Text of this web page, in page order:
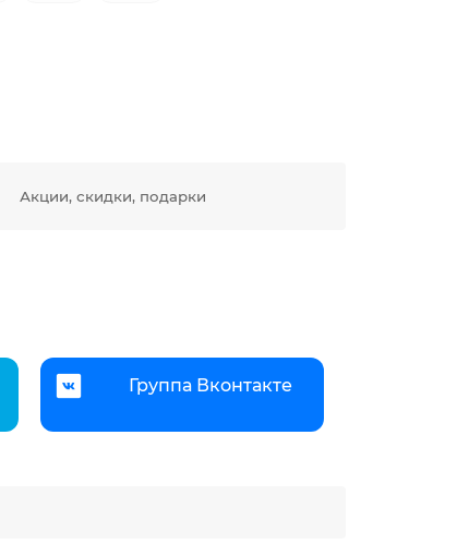
Акции, скидки, подарки
Группа Вконтакте